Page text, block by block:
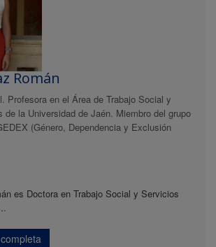
Román
Profesora en el Área de Trabajo Social y
de la Universidad de Jaén. Miembro del grupo
(Género, Dependencia y Exclusión
es Doctora en Trabajo Social y Servicios